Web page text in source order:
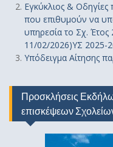
Εγκύκλιος &
που επιθυμούν να
υπηρεσία το Σχ.
11/02/2026)ΥΣ 2025-
Υπόδειγμα Αίτησης
Προσκλήσεις
επισκέψεων